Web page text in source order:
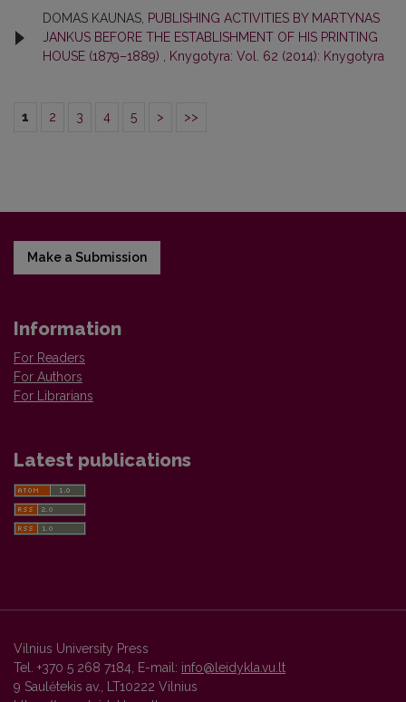
DOMAS KAUNAS, PUBLISHING ACTIVITIES BY MARTYNAS
JANKUS BEFORE THE ESTABLISHMENT OF HIS PRINTING
HOUSE (1879–1889) , Knygotyra: Vol. 62 (2014): Knygotyra
1 2 3 4 5 > >>
Make a Submission
Information
For Readers
For Authors
For Librarians
Latest publications
Vilnius University Press
Tel. +370 5 268 7184, E-mail: info@leidykla.vu.lt
9 Saulėtekis av., LT10222 Vilnius